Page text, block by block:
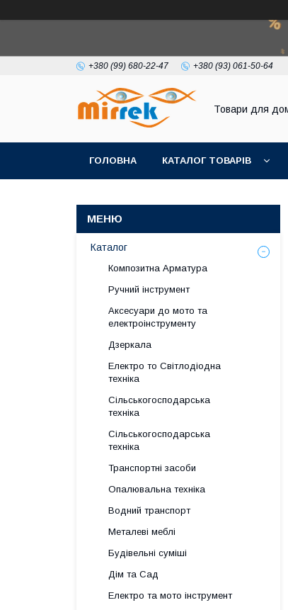
+380 (99) 680-22-47 +380 (93) 061-50-64
Товари для
ГОЛОВНА КАТАЛОГ ТОВАРІВ
Каталог
Композитна Арматура
Ручний інструмент
Аксесуари до мото та
електроінструменту
Дзеркала
Електро то Світлодіодна
техніка
Сільськогосподарська
техніка
Сільськогосподарська
техніка
Транспортні засоби
Опалювальна техніка
Водний транспорт
Металеві меблі
Будівельні суміші
Дім та Сад
Електро та мото інструмент